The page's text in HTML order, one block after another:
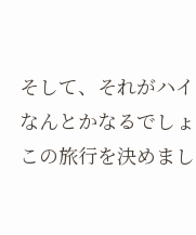
そして、それがハ
なんとかなるでし
この旅行を決めまし